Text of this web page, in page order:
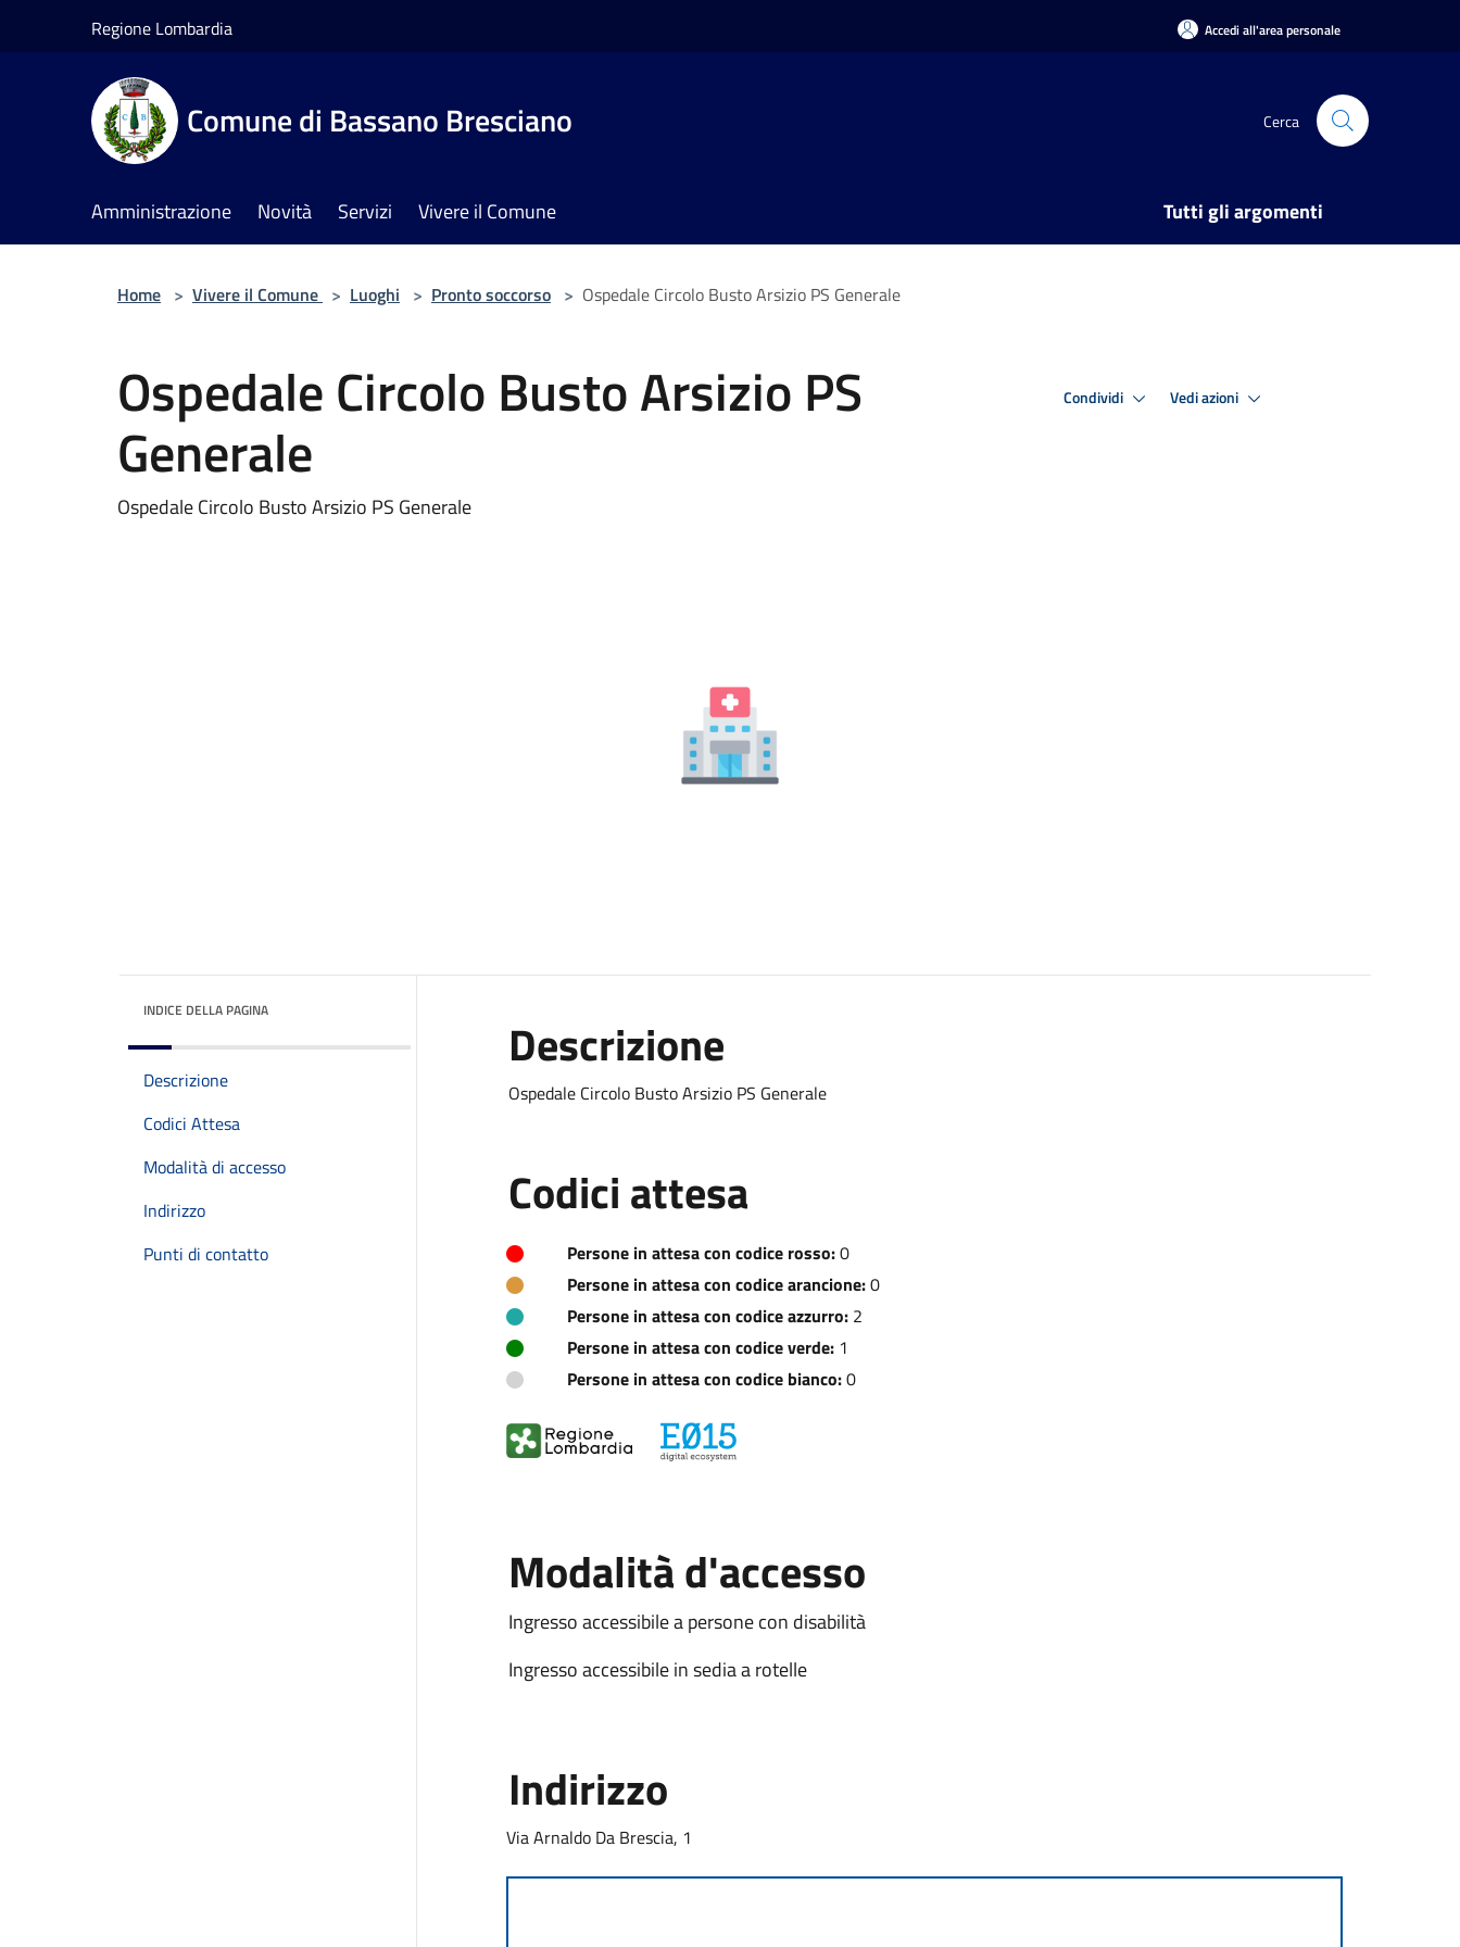
Regione Lombardia Accedi all'area personale
Comune di Bassano Bresciano Cerca
Amministrazione Novità Servizi Vivere il Comune Tutti gli argomenti
Home > Vivere il Comune > Luoghi > Pronto soccorso > Ospedale Circolo Busto Arsizio PS Generale
Ospedale Circolo Busto Arsizio PS
Generale
Ospedale Circolo Busto Arsizio PS Generale
Condividi Vedi azioni
INDICE DELLA PAGINA
Descrizione
Codici Attesa
Modalità di accesso
Indirizzo
Punti di contatto
Descrizione
Ospedale Circolo Busto Arsizio PS Generale
Codici attesa
Persone in attesa con codice rosso:0
Persone in attesa con codice arancione:0
Persone in attesa con codice azzurro:2
Persone in attesa con codice verde:1
Persone in attesa con codice bianco:0
Modalità d'accesso
Ingresso accessibile a persone con disabilità
Ingresso accessibile in sedia a rotelle
Indirizzo
Via Arnaldo Da Brescia, 1